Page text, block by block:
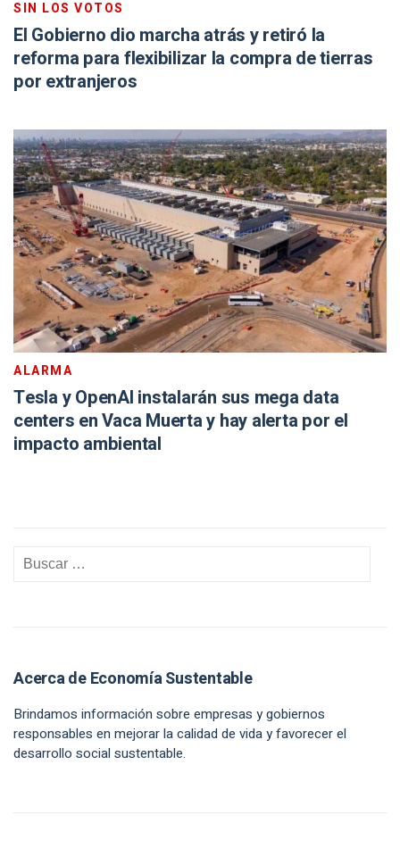
SIN LOS VOTOS
El Gobierno dio marcha atrás y retiró la
reforma para flexibilizar la compra de tierras
por extranjeros
ALARMA
Tesla y OpenAI instalarán sus mega data
centers en Vaca Muerta y hay alerta por el
impacto ambiental
Acerca de Economía Sustentable
Brindamos información sobre empresas y gobiernos
responsables en mejorar la calidad de vida y favorecer el
desarrollo social sustentable.